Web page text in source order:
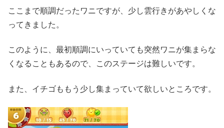
ここまで順調だったワニですが、少し雲行きがあやしくな
ってきました。
このように、最初順調にいっていても突然ワニが集まらな
くなることもあるので、このステージは難しいです。
また、イチゴももう少し集まっていて欲しいところです。